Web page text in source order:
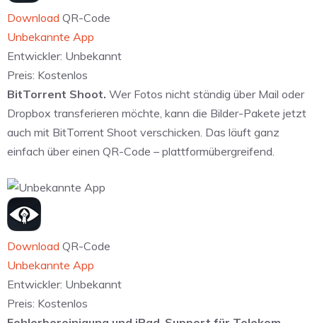
Download QR-Code
Unbekannte App
Entwickler: Unbekannt
Preis: Kostenlos
BitTorrent Shoot. Wer Fotos nicht ständig über Mail oder
Dropbox transferieren möchte, kann die Bilder-Pakete jetzt
auch mit BitTorrent Shoot verschicken. Das läuft ganz
einfach über einen QR-Code – plattformübergreifend.
Download QR-Code
Unbekannte App
Entwickler: Unbekannt
Preis: Kostenlos